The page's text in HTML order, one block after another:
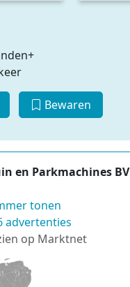
Bewaren
en Parkmachines BV
tonen
advertenties
op Marktnet